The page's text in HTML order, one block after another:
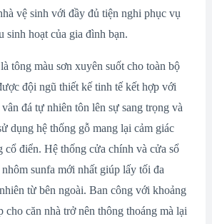
vệ sinh với đầy đủ tiện nghi phục vụ
sinh hoạt của gia đình bạn.
tông màu sơn xuyên suốt cho toàn bộ
đội ngũ thiết kế tinh tế kết hợp với
đá tự nhiên tôn lên sự sang trọng và
dụng hệ thống gỗ mang lại cảm giác
cổ điển. Hệ thống cửa chính và cửa sổ
sunfa mới nhất giúp lấy tối đa
từ bên ngoài. Ban công với khoảng
cho căn nhà trở nên thông thoáng mà lại